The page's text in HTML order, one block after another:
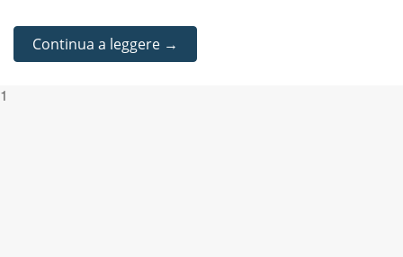
Continua a leggere →
1